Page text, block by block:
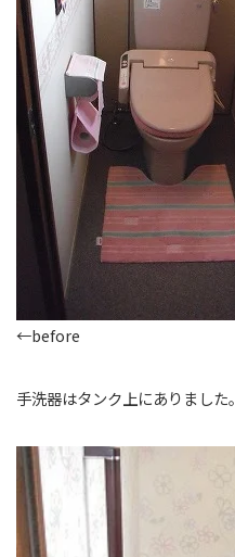
←before
手洗器はタンク上にありました。